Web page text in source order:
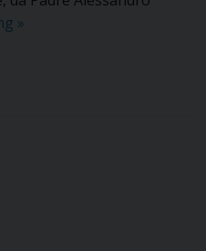
PORTE
»